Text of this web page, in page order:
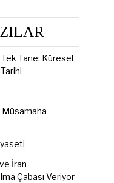
Tane: Küresel
Müsamaha
İran
Çabası Veriyor